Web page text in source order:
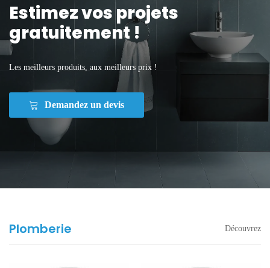
Estimez vos projets
gratuitement !
Les meilleurs produits, aux meilleurs prix !
Demandez un devis
Plomberie Découvrez